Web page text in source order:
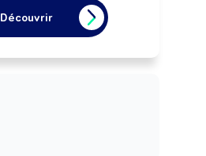
bancaire. Peut
analyses de marché
accorder ou refuser
produits d'assurances.
Découvrir